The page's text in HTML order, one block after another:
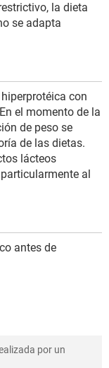
la dieta
se adapta
con
el momento de la
de peso se
de las dietas.
lácteos
al
antes de
por un